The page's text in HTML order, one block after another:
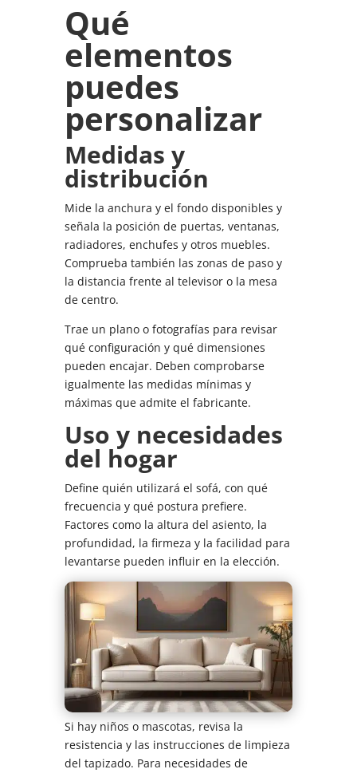
Qué
elementos
puedes
personalizar
Medidas y
distribución
Mide la anchura y el fondo disponibles y
señala la posición de puertas, ventanas,
radiadores, enchufes y otros muebles.
Comprueba también las zonas de paso y
la distancia frente al televisor o la mesa
de centro.
Trae un plano o fotografías para revisar
qué configuración y qué dimensiones
pueden encajar. Deben comprobarse
igualmente las medidas mínimas y
máximas que admite el fabricante.
Uso y necesidades
del hogar
Define quién utilizará el sofá, con qué
frecuencia y qué postura prefiere.
Factores como la altura del asiento, la
profundidad, la firmeza y la facilidad para
levantarse pueden influir en la elección.
Si hay niños o mascotas, revisa la
resistencia y las instrucciones de limpieza
del tapizado. Para necesidades de